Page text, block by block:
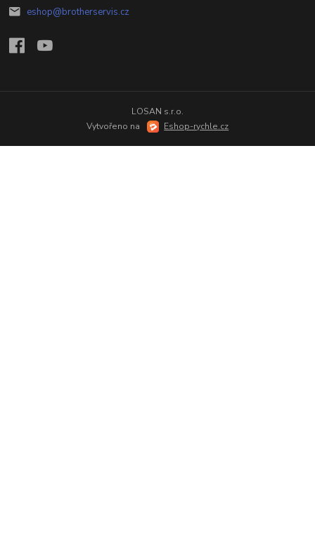
eshop@brotherservis.cz
LOSAN s.r.o.
Vytvořeno na
Eshop-rychle.cz